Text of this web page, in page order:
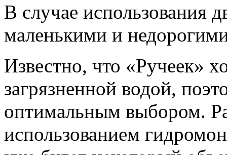
В случае использования
маленькими и
Известно, что «Ручеек»
загрязненной водой,
оптимальным выбором.
использованием